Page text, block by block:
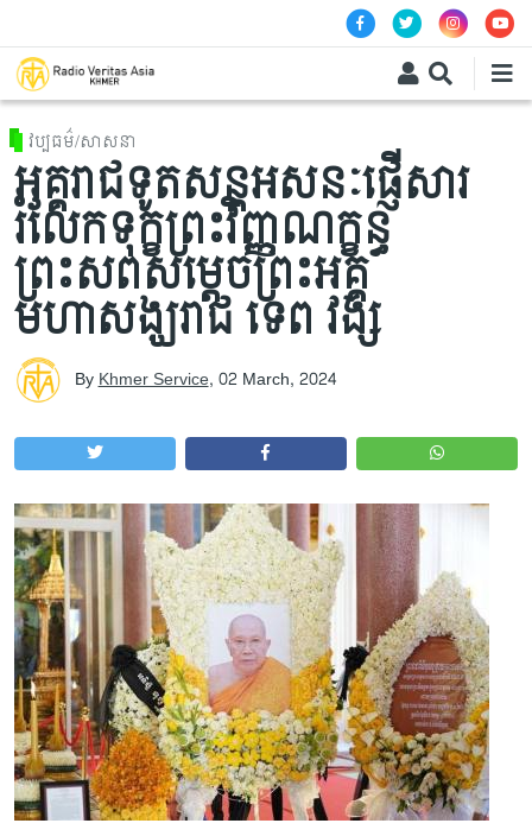
វប្បធម៌/សាសនា
អគ្គរាជទូតសន្តអសនៈផ្ញើសារ
រំលែកទុក្ខព្រះវិញ្ញណក្ខន្ធ
ព្រះសពសម្តេចព្រះអគ្គ
មហាសង្ឃរាជ ទេព វង្ស
ByKhmer Service, 02 March, 2024